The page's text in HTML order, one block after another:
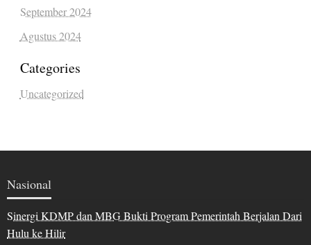
September 2024
Agustus 2024
Categories
Uncategorized
Nasional
Sinergi KDMP dan MBG Bukti Program Pemerintah Berjalan Dari
Hulu ke Hilir